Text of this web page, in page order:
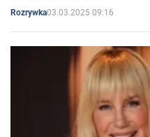
Rozrywka03.03.2025 09:16